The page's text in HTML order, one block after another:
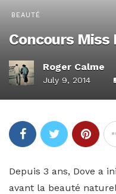
BEAUTÉ
Concours Miss
Roger Calme
July 9, 2014
Depuis 3 ans, Dove a
avant la beauté